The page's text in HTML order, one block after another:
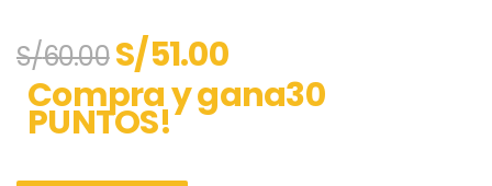
S/60.00S/51.00
Compra y gana30
PUNTOS!